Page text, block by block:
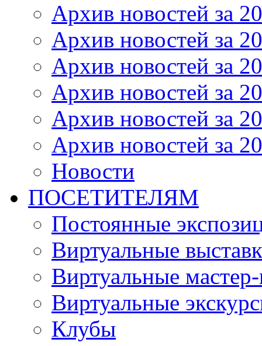
Архив новостей за
Архив новостей за
Архив новостей за
Архив новостей за
Архив новостей за
Архив новостей за
Новости
ПОСЕТИТЕЛЯМ
Постоянные
Виртуальные
Виртуальные
Виртуальные
Клубы